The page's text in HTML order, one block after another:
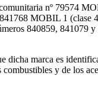
nº 79574
MOBIL 1 (clase
840859, 841079
marca es
y de los